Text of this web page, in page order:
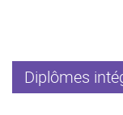
Diplômes